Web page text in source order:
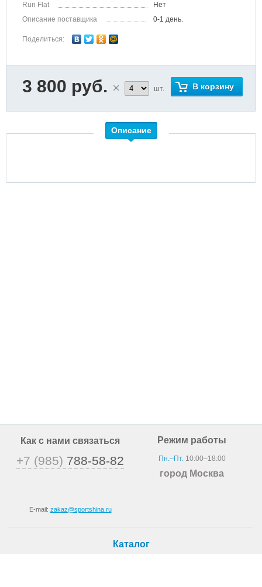
Run Flat
Нет
Описание поставщика
0-1 день.
Поделиться:
3 800 руб. шт. В корзину
Описание
Как с нами связаться
+7 (985) 788-58-82
E-mail: zakaz@sportshina.ru
Режим работы
Пн.–Пт.10:00–18:00
город Москва
Каталог